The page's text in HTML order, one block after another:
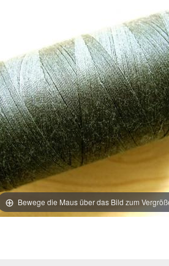
Bewege die Maus über das Bild zum